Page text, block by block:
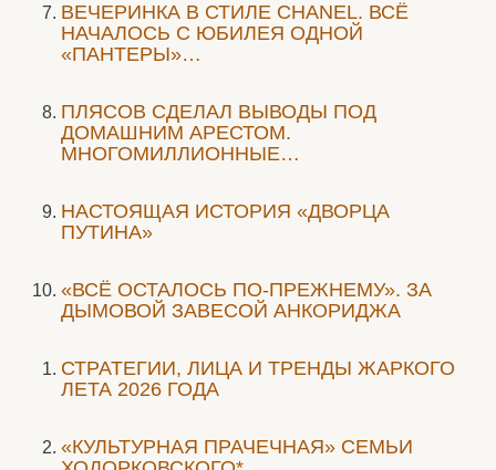
ВЕЧЕРИНКА В СТИЛЕ СHANEL. ВСЁ
НАЧАЛОСЬ С ЮБИЛЕЯ ОДНОЙ
«ПАНТЕРЫ»…
ПЛЯСОВ СДЕЛАЛ ВЫВОДЫ ПОД
ДОМАШНИМ АРЕСТОМ.
МНОГОМИЛЛИОННЫЕ…
НАСТОЯЩАЯ ИСТОРИЯ «ДВОРЦА
ПУТИНА»
«ВСЁ ОСТАЛОСЬ ПО-ПРЕЖНЕМУ». ЗА
ДЫМОВОЙ ЗАВЕСОЙ АНКОРИДЖА
СТРАТЕГИИ, ЛИЦА И ТРЕНДЫ ЖАРКОГО
ЛЕТА 2026 ГОДА
«КУЛЬТУРНАЯ ПРАЧЕЧНАЯ» СЕМЬИ